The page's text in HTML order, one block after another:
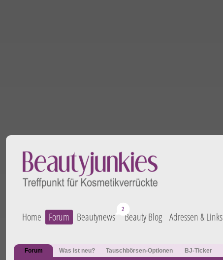
Home Forum Beautynews Beauty Blog Adressen & Links
Forum Was ist neu? Tauschbörsen-Optionen BJ-Ticker